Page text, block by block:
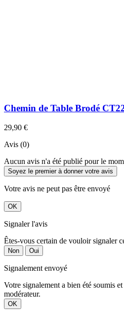
Chemin de Table Brodé
29,90 €
Avis (0)
Aucun avis n'a été publié pour le
Soyez le premier à donner votre avis
Votre avis ne peut pas être envoyé
OK
Signaler l'avis
Êtes-vous certain de vouloir signaler
Non Oui
Signalement envoyé
Votre signalement a bien été soumis
modérateur.
OK